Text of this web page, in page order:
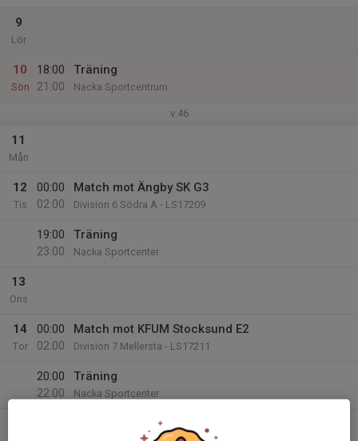
9
Lör
10
Sön
18:00
21:00
Träning
Nacka Sportcentrum
v.46
11
Mån
12
Tis
00:00
02:00
Match mot Ängby SK G3
Division 6 Södra A - LS17209
19:00
23:00
Träning
Nacka Sportcenter
13
Ons
14
Tor
00:00
02:00
Match mot KFUM Stocksund E2
Division 7 Mellersta - LS17211
20:00
22:00
Träning
Nacka Sportcenter